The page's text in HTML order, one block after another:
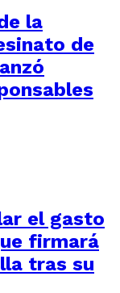
la
de
el gasto
firmará
tras su